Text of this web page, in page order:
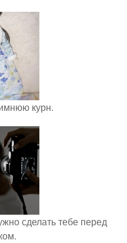
курн.
сделать тебе перед